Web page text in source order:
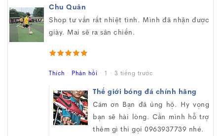
Chu Quân
Shop tư vấn rất nhiệt tình. Mình đã nhận được
giày. Mai sẽ ra sân chiến.
Thích · Phản hồi · 1 · 3 tiếng trước
Thế giới bóng đá chính hãng
Cảm ơn Bạn đã ủng hộ. Hy vọng
bạn sẽ hài lòng. Cần mình hỗ trợ
thêm gì thi gọi 0963937739 nhé.